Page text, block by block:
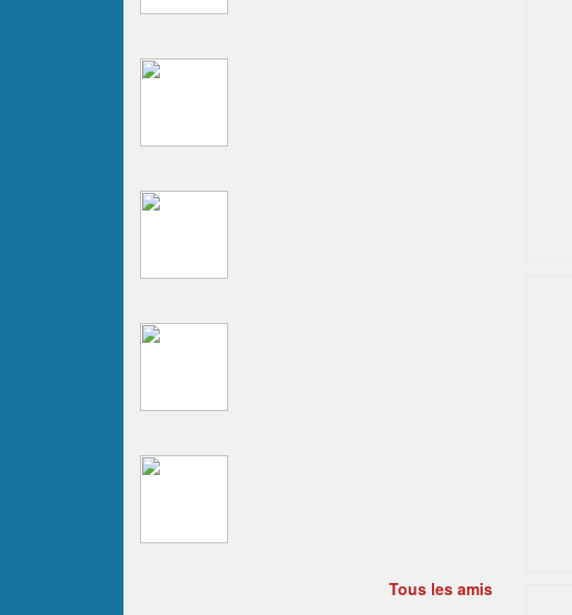
Tous les amis